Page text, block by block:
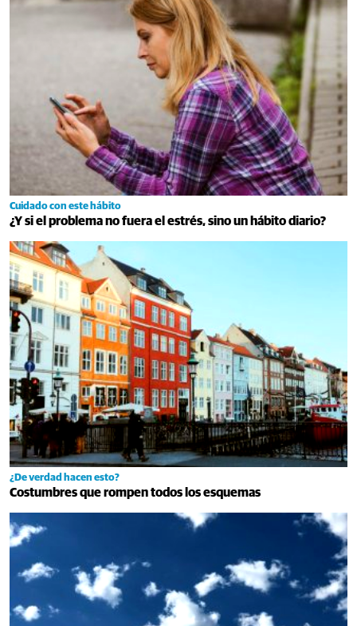
Cuidado con este hábito
¿Y si el problema no fuera el estrés, sino un hábito diario?
¿De verdad hacen esto?
Costumbres que rompen todos los esquemas